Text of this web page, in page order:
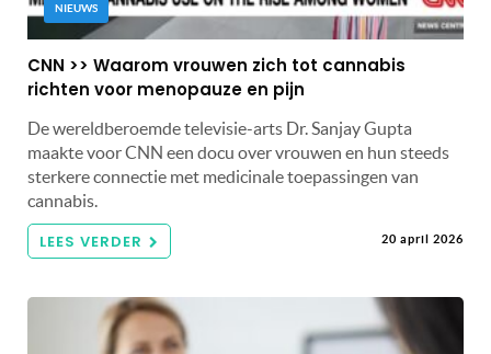
NIEUWS
CNN >> Waarom vrouwen zich tot cannabis
richten voor menopauze en pijn
De wereldberoemde televisie-arts Dr. Sanjay Gupta
maakte voor CNN een docu over vrouwen en hun steeds
sterkere connectie met medicinale toepassingen van
cannabis.
LEES VERDER 20 april 2026